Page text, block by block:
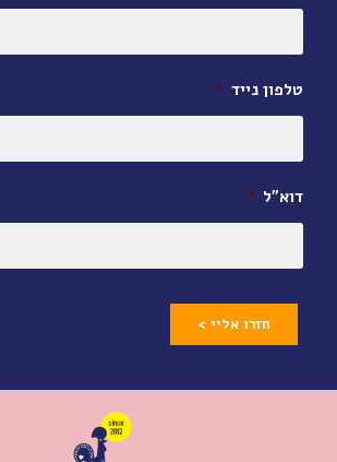
טלפון נייד *
דוא״ל *
חזרו אליי >